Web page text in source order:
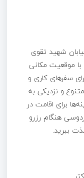
شهید تقوی
موقعیت مکانی
سفرهای کاری و
و نزدیکی به
برای اقامت در
هنگام رزرو
ببرید.